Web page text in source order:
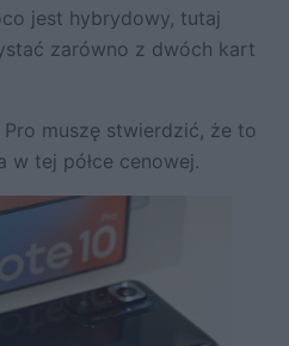
jest hybrydowy, tutaj
zarówno z dwóch kart
muszę stwierdzić, że to
tej półce cenowej.